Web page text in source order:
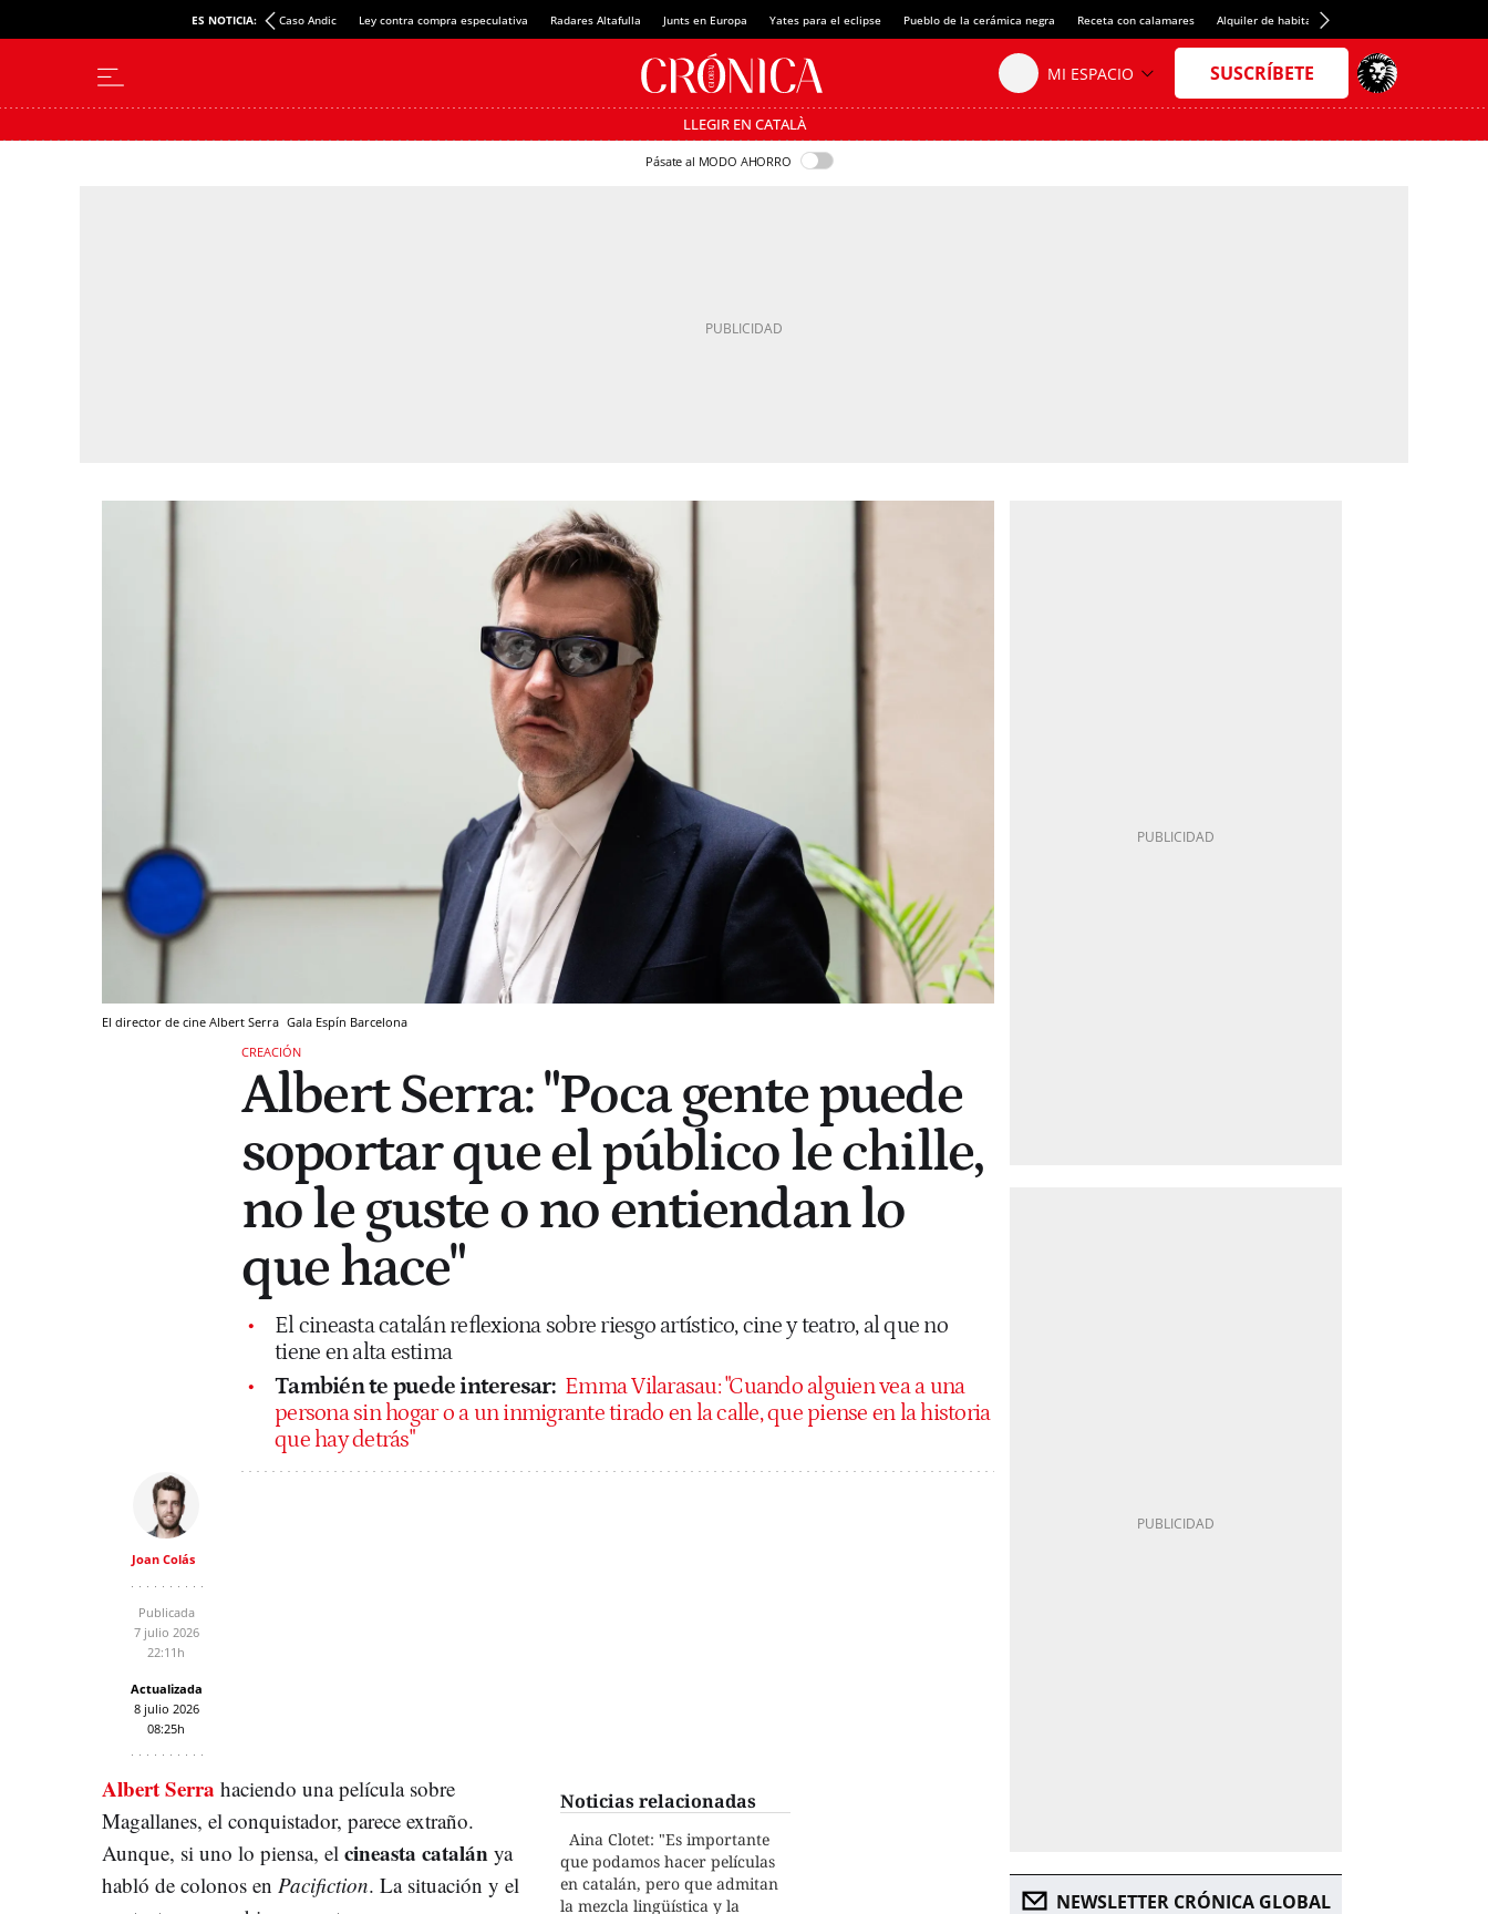
ES NOTICIA: Caso Andic Ley contra compra especulativa Radares Altafulla Junts en Europa Yates para el eclipse Pueblo de la cerámica negra Receta con calamares Alquiler de habitaciones en España
LLEGIR EN CATALÀ
Pásate al MODO AHORRO
El director de cine Albert Serra Gala Espín Barcelona
CREACIÓN
Albert Serra: "Poca gente puede
soportar que el público le chille,
no le guste o no entiendan lo
que hace"
El cineasta catalán reflexiona sobre riesgo artístico, cine y teatro, al que no
tiene en alta estima
También te puede interesar: Emma Vilarasau: "Cuando alguien vea a una
persona sin hogar o a un inmigrante tirado en la calle, que piense en la historia
que hay detrás"
Joan Colás
Publicada
7 julio 2026
22:11h
Actualizada
8 julio 2026
08:25h
Noticias relacionadas
Aina Clotet: "Es importante
que podamos hacer películas
en catalán, pero que admitan
la mezcla lingüística y la
Albert Serra haciendo una película sobre
Magallanes, el conquistador, parece extraño.
Aunque, si uno lo piensa, el cineasta catalán ya
habló de colonos en Pacifiction. La situación y el
NEWSLETTER CRÓNICA GLOBAL